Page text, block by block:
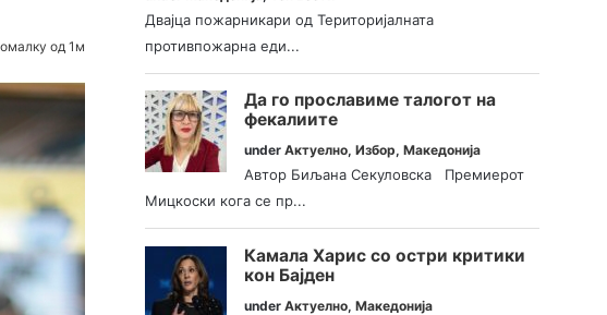
од 1м
Двајца пожарникари од Територијалната
противпожарна еди...
Да го прославиме талогот на
фекалиите
underАктуелно,Избор,Македонија
Автор Биљана Секуловска Премиерот
Мицкоски кога се пр...
Камала Харис со остри критики
кон Бајден
underАктуелно,Македонија